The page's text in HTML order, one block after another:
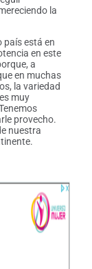
la
país está en
en este
a
en muchas
la variedad
muy
provecho.
nuestra